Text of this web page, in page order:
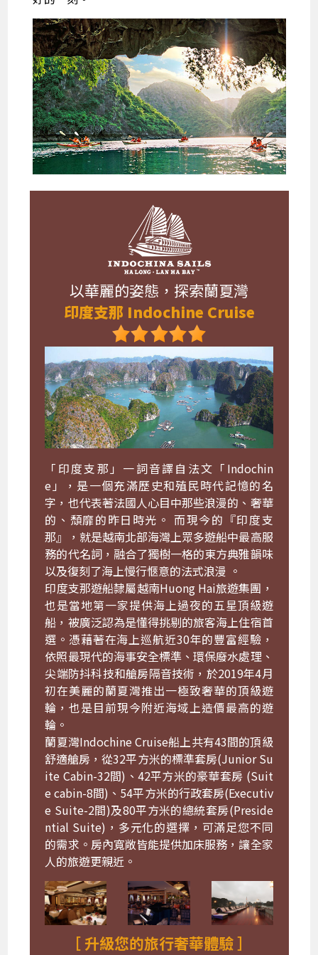
以華麗的姿態，探索蘭夏灣
印度支那 Indochine Cruise
「印度支那」一詞音譯自法文「Indochin
e」，是一個充滿歷史和殖民時代記憶的名
字，也代表著法國人心目中那些浪漫的、奢華
的、頹靡的昨日時光。 而現今的『印度支
那』，就是越南北部海灣上眾多遊船中最高服
務的代名詞，融合了獨樹一格的東方典雅韻味
以及復刻了海上慢行愜意的法式浪漫 。
印度支那遊船隸屬越南Huong Hai旅遊集團，
也是當地第一家提供海上過夜的五星頂級遊
船，被廣泛認為是懂得挑剔的旅客海上住宿首
選。憑藉著在海上巡航近30年的豐富經驗，
依照最現代的海事安全標準、環保廢水處理、
尖端防抖科技和艙房隔音技術，於2019年4月
初在美麗的蘭夏灣推出一極致奢華的頂級遊
輪，也是目前現今附近海域上造價最高的遊
輪。
蘭夏灣Indochine Cruise船上共有43間的頂級
舒適艙房，從32平方米的標準套房(Junior Su
ite Cabin-32間)、42平方米的豪華套房 (Suit
e cabin-8間)、54平方米的行政套房(Executiv
e Suite-2間)及80平方米的總統套房(Preside
ntial Suite)，多元化的選擇，可滿足您不同
的需求。房內寬敞皆能提供加床服務，讓全家
人的旅遊更親近。
［ 升級您的旅行奢華體驗 ］